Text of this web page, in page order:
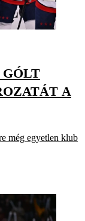
A
még egyetlen klub